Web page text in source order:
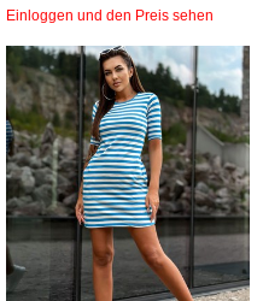
Einloggen und den Preis sehen